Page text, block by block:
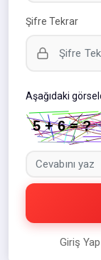
Şifre Tekrar
Aşağıdaki
Giriş Yap